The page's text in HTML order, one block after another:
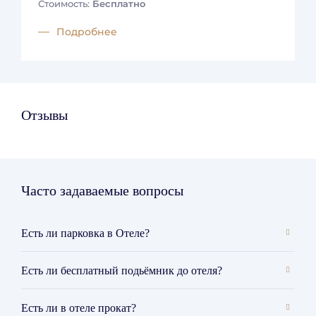
Стоимость: Бесплатно
Подробнее
Отзывы
Часто задаваемые вопросы
Есть ли парковка в Отеле?
многоуровневая парковка. Парковка бесплатная для
Есть ли бесплатный подьёмник до отеля?
находится отель, можно подняться на фуникулере,
Есть ли в отеле прокат?